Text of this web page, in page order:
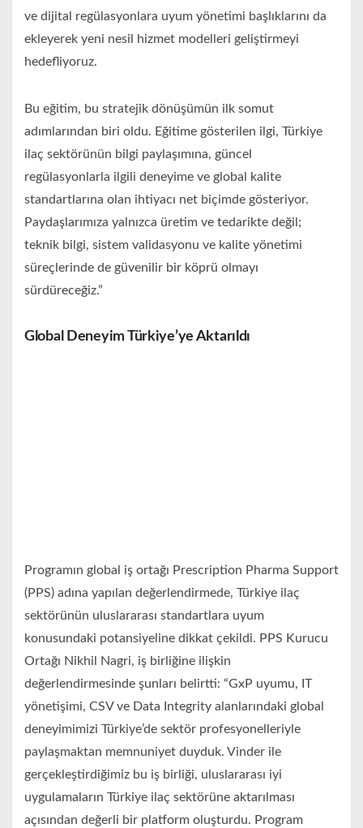
ve dijital regülasyonlara uyum yönetimi başlıklarını da
ekleyerek yeni nesil hizmet modelleri geliştirmeyi
hedefliyoruz.
Bu eğitim, bu stratejik dönüşümün ilk somut
adımlarından biri oldu. Eğitime gösterilen ilgi, Türkiye
ilaç sektörünün bilgi paylaşımına, güncel
regülasyonlarla ilgili deneyime ve global kalite
standartlarına olan ihtiyacı net biçimde gösteriyor.
Paydaşlarımıza yalnızca üretim ve tedarikte değil;
teknik bilgi, sistem validasyonu ve kalite yönetimi
süreçlerinde de güvenilir bir köprü olmayı
sürdüreceğiz.”
Global Deneyim Türkiye’ye Aktarıldı
Programın global iş ortağı Prescription Pharma Support
(PPS) adına yapılan değerlendirmede, Türkiye ilaç
sektörünün uluslararası standartlara uyum
konusundaki potansiyeline dikkat çekildi. PPS Kurucu
Ortağı Nikhil Nagri, iş birliğine ilişkin
değerlendirmesinde şunları belirtti: “GxP uyumu, IT
yönetişimi, CSV ve Data Integrity alanlarındaki global
deneyimimizi Türkiye’de sektör profesyonelleriyle
paylaşmaktan memnuniyet duyduk. Vinder ile
gerçekleştirdiğimiz bu iş birliği, uluslararası iyi
uygulamaların Türkiye ilaç sektörüne aktarılması
açısından değerli bir platform oluşturdu. Program